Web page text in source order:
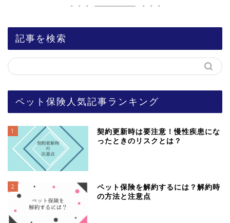
記事を検索
ペット保険人気記事ランキング
1
契約更新時は要注意！慢性疾患にな
ったときのリスクとは？
2
ペット保険を解約するには？解約時
の方法と注意点